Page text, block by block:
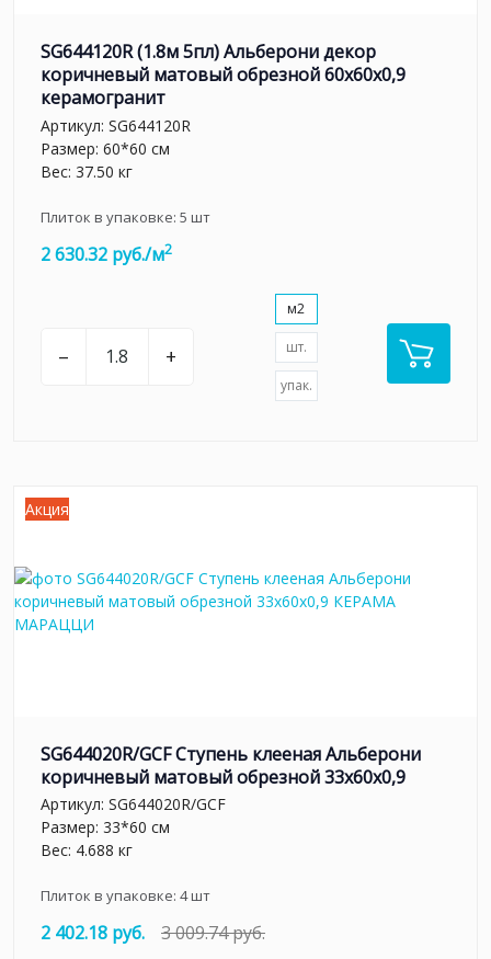
SG644120R (1.8м 5пл) Альберони декор
коричневый матовый обрезной 60x60x0,9
керамогранит
Артикул: SG644120R
Размер: 60*60 см
Вес: 37.50 кг
Плиток в упаковке: 5 шт
2 630.32 руб./м2
– +
м2
шт.
упак.
Акция
SG644020R/GCF Ступень клееная Альберони
коричневый матовый обрезной 33x60x0,9
Артикул: SG644020R/GCF
Размер: 33*60 см
Вес: 4.688 кг
Плиток в упаковке: 4шт
2 402.18 руб. 3 009.74 руб.